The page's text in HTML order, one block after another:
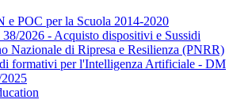
e POC per la Scuola 2014-2020
2026 - Acquisto dispositivi e Sussidi
Nazionale di Ripresa e Resilienza (PNRR)
formativi per l'Intelligenza Artificiale - DM